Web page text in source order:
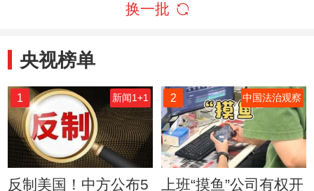
换一批
央视榜单
1 新闻1+1
反制美国！中方公布5
2 中国法治观察
上班“摸鱼”公司有权开